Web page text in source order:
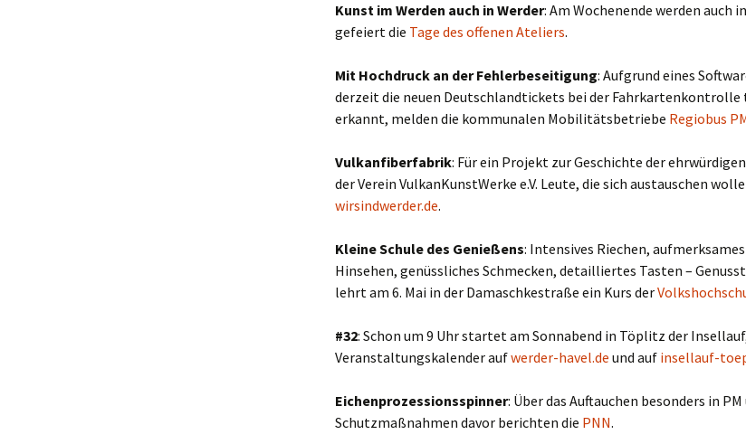
Kunst im Werden auch in Werder: Am Wochenende werden auch
gefeiert die Tage des offenen Ateliers.
Mit Hochdruck an der Fehlerbeseitigung: Aufgrund eines
derzeit die neuen Deutschlandtickets bei der
erkannt, melden die kommunalen Mobilitätsbetriebe Regiobus
Vulkanfiberfabrik: Für ein Projekt zur Geschichte der
der Verein VulkanKunstWerke e.V. Leute, die sich austauschen
wirsindwerder.de.
Kleine Schule des Genießens: Intensives Riechen,
Hinsehen, genüssliches Schmecken, detailliertes Tasten –
lehrt am 6. Mai in der Damaschkestraße ein Kurs der
#32: Schon um 9 Uhr startet am Sonnabend in Töplitz der
Veranstaltungskalender aufwerder-havel.de und auf insellauf-
Eichenprozessionsspinner: Über das Auftauchen besonders in
Schutzmaßnahmen davor berichten die PNN.